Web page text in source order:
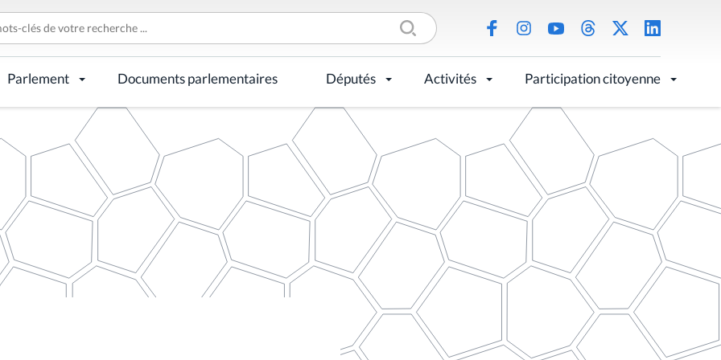
Parlement Documents parlementaires Députés Activités Participation citoyenne